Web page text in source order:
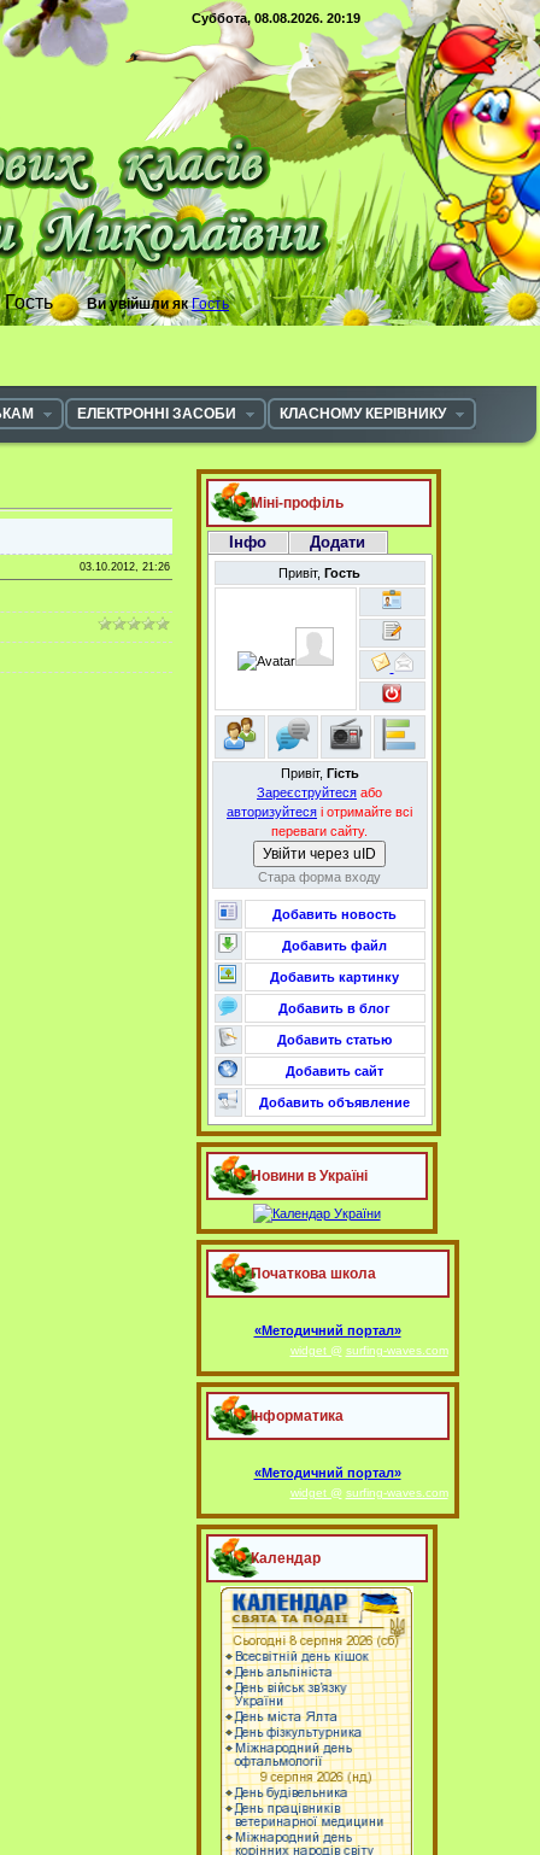
Суббота, 08.08.2026. 20:19
Гость Ви увійшли як Гость
ЕЛЕКТРОННІ ЗАСОБИ
КЛАСНОМУ КЕРІВНИКУ
03.10.2012, 21:26
Міні-профіль
Інфо Додати
Привіт, Гость
Привіт, Гість
Зареєструйтеся або
авторизуйтеся і отримайте всі
переваги сайту.
Увійти через uID
Стара форма входу
Добавить новость
Добавить файл
Добавить картинку
Добавить в блог
Добавить статью
Добавить сайт
Добавить объявление
Новини в Україні
Початкова школа
«Методичний портал»
widget @ surfing-waves.com
Інформатика
«Методичний портал»
widget @ surfing-waves.com
Календар